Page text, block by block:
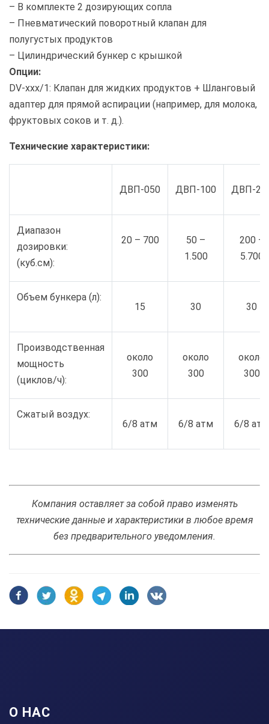
– В комплекте 2 дозирующих сопла
– Пневматический поворотный клапан для
полугустых продуктов
– Цилиндрический бункер с крышкой
Опции:
DV-xxx/1: Клапан для жидких продуктов + Шланговый
адаптер для прямой аспирации (например, для молока,
фруктовых соков и т. д.).
Технические характеристики:
ДВП-050 ДВП-100 ДВП-
Диапазон
дозировки:
(куб.см):
20 – 700
50 –
1.500
200 –
5.700
Объем бункера (л):
15
30 30
Производственная
мощность
(циклов/ч):
около
300
около
300
около
300
Сжатый воздух:
6/8 атм
6/8 атм 6/8 атм
Компания оставляет за собой право изменять
технические данные и характеристики в любое время
без предварительного уведомления.
О НАС